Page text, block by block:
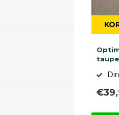
taupe